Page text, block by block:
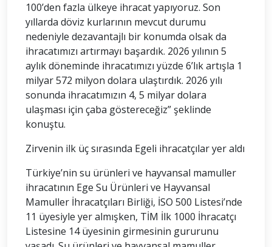
100’den fazla ülkeye ihracat yapıyoruz. Son
yıllarda döviz kurlarının mevcut durumu
nedeniyle dezavantajlı bir konumda olsak da
ihracatımızı artırmayı başardık. 2026 yılının 5
aylık döneminde ihracatımızı yüzde 6’lık artışla 1
milyar 572 milyon dolara ulaştırdık. 2026 yılı
sonunda ihracatımızın 4, 5 milyar dolara
ulaşması için çaba göstereceğiz” şeklinde
konuştu.
Zirvenin ilk üç sırasında Egeli ihracatçılar yer aldı
Türkiye’nin su ürünleri ve hayvansal mamuller
ihracatının Ege Su Ürünleri ve Hayvansal
Mamuller İhracatçıları Birliği, İSO 500 Listesi’nde
11 üyesiyle yer almışken, TİM İlk 1000 İhracatçı
Listesine 14 üyesinin girmesinin gururunu